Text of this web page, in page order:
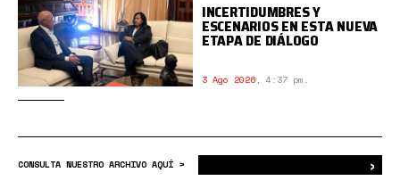
INCERTIDUMBRES Y
ESCENARIOS EN ESTA NUEVA
ETAPA DE DIÁLOGO
3 Ago 2026, 4:37 pm.
CONSULTA NUESTRO ARCHIVO AQUÍ > ›